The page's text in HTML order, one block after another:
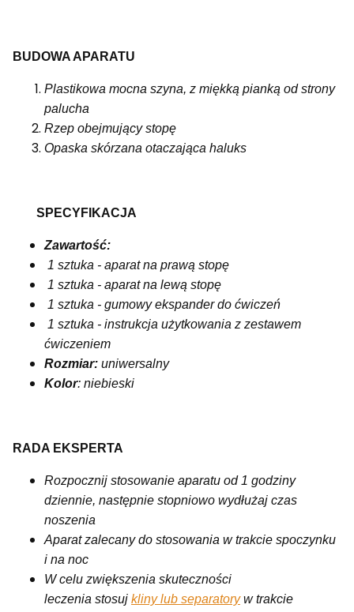
BUDOWA APARATU
Plastikowa mocna szyna, z miękką pianką od strony
palucha
Rzep obejmujący stopę
Opaska skórzana otaczająca haluks
SPECYFIKACJA
Zawartość:
1 sztuka - aparat na prawą stopę
1 sztuka - aparat na lewą stopę
1 sztuka - gumowy ekspander do ćwiczeń
1 sztuka - instrukcja użytkowania z zestawem
ćwiczeniem
Rozmiar: uniwersalny
Kolor: niebieski
RADA EKSPERTA
Rozpocznij stosowanie aparatu od 1 godziny
dziennie, następnie stopniowo wydłużaj czas
noszenia
Aparat zalecany do stosowania w trakcie spoczynku
i na noc
W celu zwiększenia skuteczności
leczenia stosuj kliny lub separatoryw trakcie